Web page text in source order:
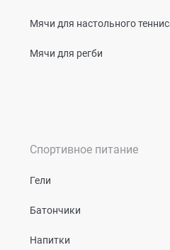
Мячи для настольного
Мячи для регби
Спортивное питание
Гели
Батончики
Напитки